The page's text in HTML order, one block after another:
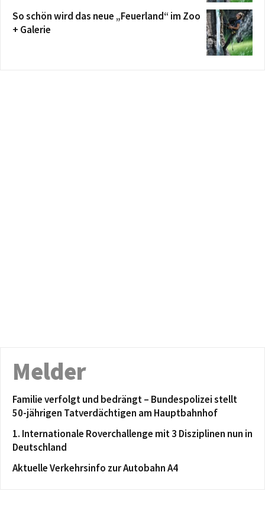
So schön wird das neue „Feuerland“ im Zoo
+ Galerie
Melder
Familie verfolgt und bedrängt – Bundespolizei stellt
50-jährigen Tatverdächtigen am Hauptbahnhof
1. Internationale Roverchallenge mit 3 Disziplinen nun in
Deutschland
Aktuelle Verkehrsinfo zur Autobahn A4